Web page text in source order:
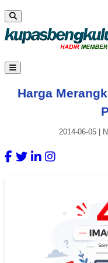
Harga
2014-06-05|